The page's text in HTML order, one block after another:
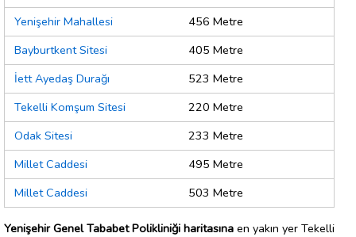
Yenişehir Mahallesi
456 Metre
Bayburtkent Sitesi
405 Metre
İett Ayedaş Durağı
523 Metre
Tekelli Komşum Sitesi
220 Metre
Odak Sitesi
233 Metre
Millet Caddesi
495 Metre
Millet Caddesi
503 Metre
Yenişehir Genel Tababet Polikliniği haritasına en yakın yer Tekelli